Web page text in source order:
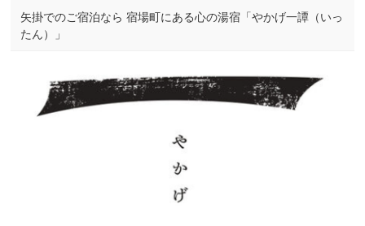
矢掛でのご宿泊なら 宿場町にある心の湯宿「やかげ一譚（いっ
たん）」